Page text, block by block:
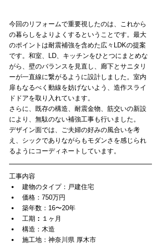
今回のリフォームで重要視したのは、これから
の暮らしをよりよくするということです。最大
のポイントは耐震補強を含めた広々LDKの提案
です。和室、LD、キッチンをひとつにまとめな
がら、壁のバランスを見直し、廊下とサニタリ
ーが一直線に繋がるように設計しました。室内
扉もなるべく動線を妨げないよう、造作スライ
ドドアを取り入れています。
さらに、既存の構造、耐震金物、筋交いの新設
により、無駄のない補強工事も行いました。
デザイン面では、ご夫婦の好みの風合いを考
え、シックでありながらもモダンさを感じられ
るようにコーディネートしています。
工事内容​
建物のタイプ：戸建住宅
価格：750万円
築年数：16〜20年
工期 ： １ヶ月
構造：木造
施工地：神奈川県 厚木市